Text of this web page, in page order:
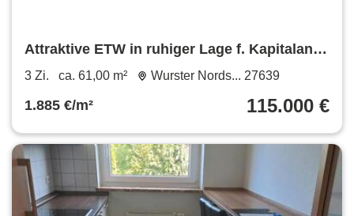
Attraktive ETW in ruhiger Lage f. Kapitalanl.
oder Selbstnutzung
3 Zi. ca. 61,00 m² Wurster Nords... 27639
1.885 €/m² 115.000 €